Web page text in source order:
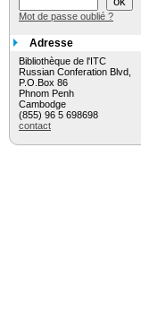
Mot de passe oublié ?
Adresse
Bibliothèque de l'ITC
Russian Conferation Blvd,
P.O.Box 86
Phnom Penh
Cambodge
(855) 96 5 698698
contact